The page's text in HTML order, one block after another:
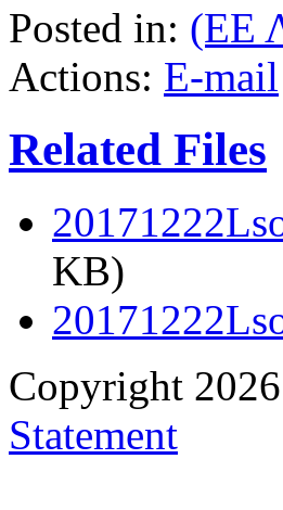
Posted in: (ΕΕ
Actions: E-mail
Related Files
KB)
Copyright
Statement